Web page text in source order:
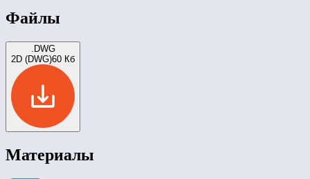
Файлы
.DWG
2D (DWG)60 Кб
Материалы